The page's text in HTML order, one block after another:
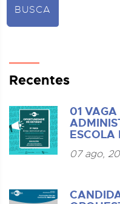
BUSCA
Recentes
01
ESCOLA
07 ago,